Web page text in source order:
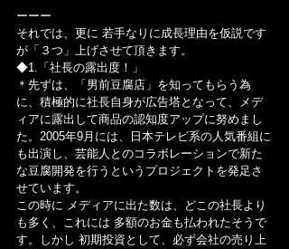
ーーー
それでは、更に 若手なりに成長理由を仮説です
が「３つ」上げさせて頂きます。
◆1.「社長の露出度！」
＊先ずは、「男前豆腐店」を知ってもらう為
に、積極的に社長自身が広告塔となって、メデ
ィアに露出して商品の認知度アップに努めまし
た。2005年9月には、日本テレビ系の人気番組に
も出演し、芸能人とのコラボレーションで新た
な豆腐開発を行うというプロジェクトを発足さ
せています。
この時に メディアに出た数は、どこの社長より
も多く、これには 多額のお金も払われたそうで
す。しかし 初期投資として、必ず会社の売り上